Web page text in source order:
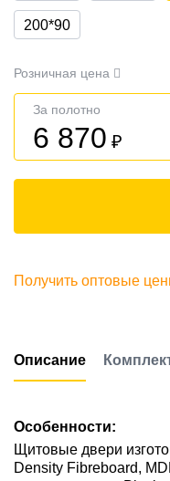
200*90
Розничная цена
За полотно
6 870 ₽
Получить оптовые
Описание
Особенности:
Щитовые двери
Density Fibreboard,